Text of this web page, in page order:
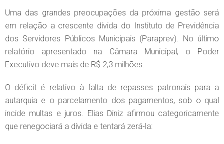
Uma das grandes preocupações da próxima gestão será
em relação a crescente dívida do Instituto de Previdência
dos Servidores Públicos Municipais (Paraprev). No último
relatório apresentado na Câmara Municipal, o Poder
Executivo deve mais de R$ 2,3 milhões.
O déficit é relativo à falta de repasses patronais para a
autarquia e o parcelamento dos pagamentos, sob o qual
incide multas e juros. Elias Diniz afirmou categoricamente
que renegociará a dívida e tentará zerá-la: